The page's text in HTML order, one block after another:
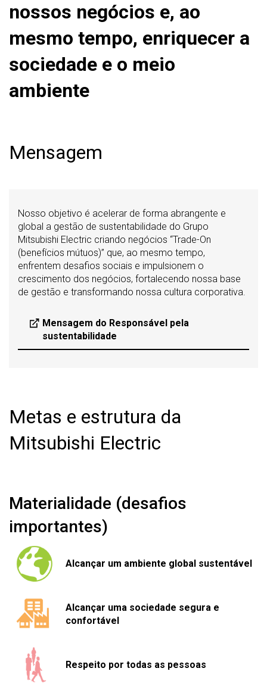
nossos negócios e, ao
mesmo tempo, enriquecer a
sociedade e o meio
ambiente
Mensagem
Nosso objetivo é acelerar de forma abrangente e
global a gestão de sustentabilidade do Grupo
Mitsubishi Electric criando negócios “Trade-On
(benefícios mútuos)” que, ao mesmo tempo,
enfrentem desafios sociais e impulsionem o
crescimento dos negócios, fortalecendo nossa base
de gestão e transformando nossa cultura corporativa.
Mensagem do Responsável pela
sustentabilidade
Metas e estrutura da
Mitsubishi Electric
Materialidade (desafios
importantes)
Alcançar um ambiente global sustentável
Alcançar uma sociedade segura e
confortável
Respeito por todas as pessoas